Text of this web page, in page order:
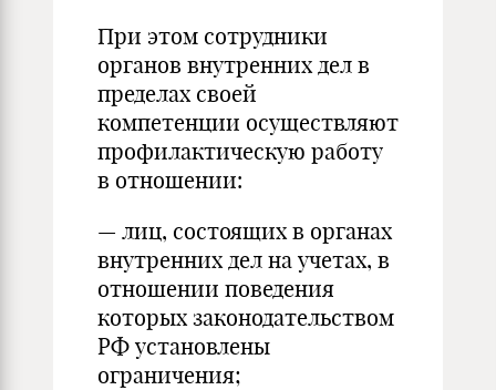
При этом сотрудники
органов внутренних дел в
пределах своей
компетенции осуществляют
профилактическую работу
в отношении:
— лиц, состоящих в органах
внутренних дел на учетах, в
отношении поведения
которых законодательством
РФ установлены
ограничения;